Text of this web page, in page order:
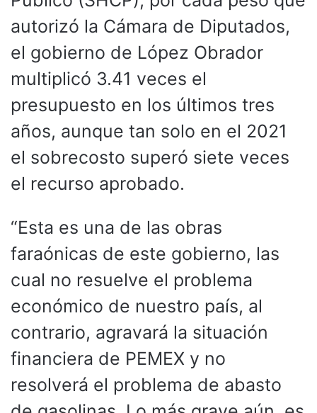
autorizó la Cámara de Diputados,
el gobierno de López Obrador
multiplicó 3.41 veces el
presupuesto en los últimos tres
años, aunque tan solo en el 2021
el sobrecosto superó siete veces
el recurso aprobado.
“Esta es una de las obras
faraónicas de este gobierno, las
cual no resuelve el problema
económico de nuestro país, al
contrario, agravará la situación
financiera de PEMEX y no
resolverá el problema de abasto